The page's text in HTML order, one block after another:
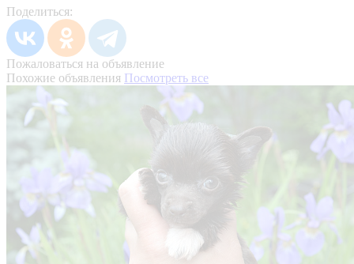
Поделиться:
Пожаловаться на объявление
Похожие объявления Посмотреть все